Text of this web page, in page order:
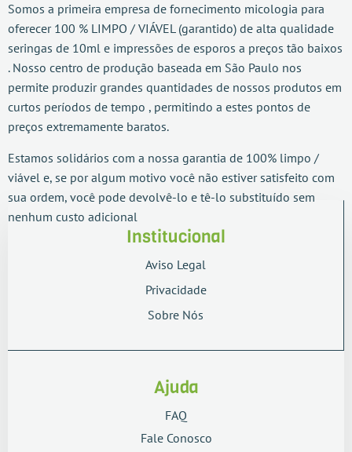
Somos a primeira empresa de fornecimento micologia para
oferecer 100 % LIMPO / VIÁVEL (garantido) de alta qualidade
seringas de 10ml e impressões de esporos a preços tão baixos
. Nosso centro de produção baseada em São Paulo nos
permite produzir grandes quantidades de nossos produtos em
curtos períodos de tempo , permitindo a estes pontos de
preços extremamente baratos.
Estamos solidários com a nossa garantia de 100% limpo /
viável e, se por algum motivo você não estiver satisfeito com
sua ordem, você pode devolvê-lo e tê-lo substituído sem
nenhum custo adicional
Institucional
Aviso Legal
Privacidade
Sobre Nós
Ajuda
FAQ
Fale Conosco